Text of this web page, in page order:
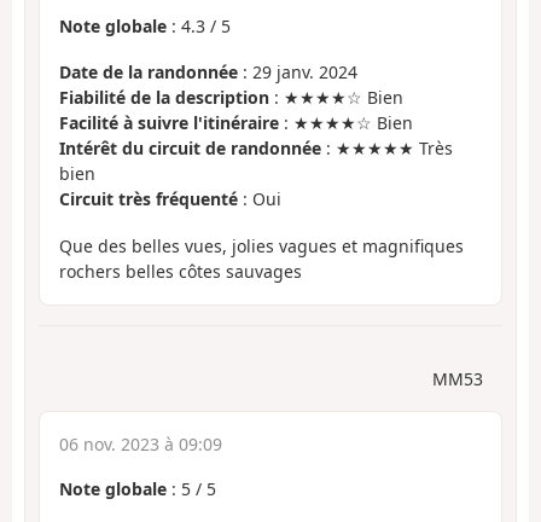
Note globale : 4.3 / 5
Date de la randonnée : 29 janv. 2024
Fiabilité de la description : ★★★★☆ Bien
Facilité à suivre l'itinéraire : ★★★★☆ Bien
Intérêt du circuit de randonnée : ★★★★★ Très
bien
Circuit très fréquenté : Oui
Que des belles vues, jolies vagues et magnifiques
rochers belles côtes sauvages
MM53
06 nov. 2023 à 09:09
Note globale : 5 / 5